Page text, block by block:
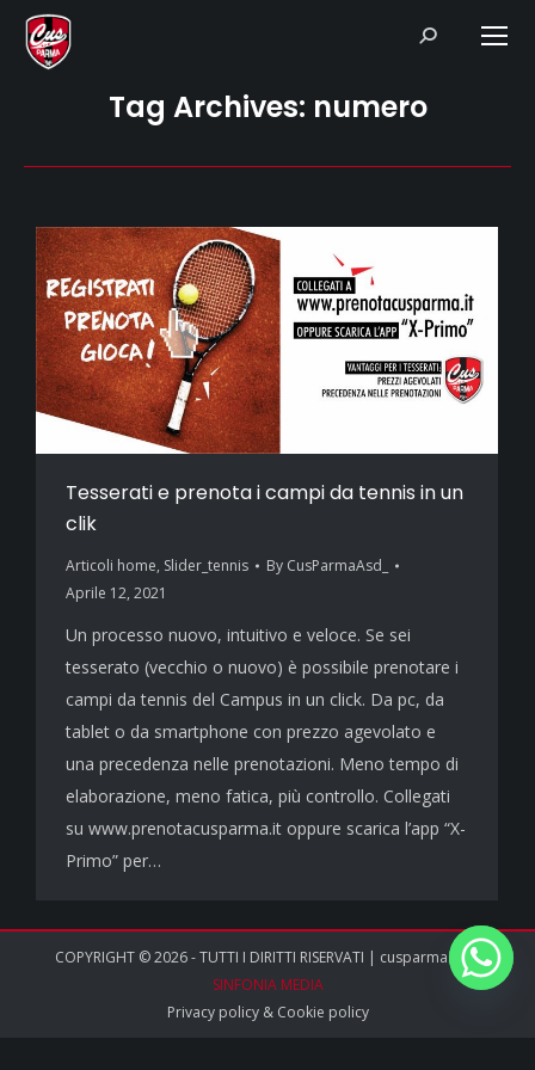
Search:
Tag Archives: numero
Tesserati e prenota i campi da tennis in un
clik
Articoli home, Slider_tennis By CusParmaAsd_
Aprile 12, 2021
Un processo nuovo, intuitivo e veloce. Se sei
tesserato (vecchio o nuovo) è possibile prenotare i
campi da tennis del Campus in un click. Da pc, da
tablet o da smartphone con prezzo agevolato e
una precedenza nelle prenotazioni. Meno tempo di
elaborazione, meno fatica, più controllo. Collegati
su www.prenotacusparma.it oppure scarica l’app “X-
Primo” per…
COPYRIGHT © 2026 - TUTTI I DIRITTI RISERVATI | cusparma.it by
SINFONIA MEDIA
Privacy policy& Cookie policy